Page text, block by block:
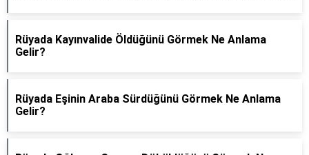
Rüyada Kayınvalide Öldüğünü Görmek Ne Anlama
Gelir?
Rüyada Eşinin Araba Sürdüğünü Görmek Ne Anlama
Gelir?